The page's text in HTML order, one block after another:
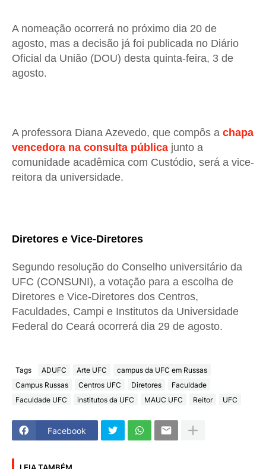
A nomeação ocorrerá no próximo dia 20 de
agosto, mas a decisão já foi publicada no Diário
Oficial da União (DOU) desta quinta-feira, 3 de
agosto.
A professora Diana Azevedo, que compôs a chapa
vencedora na consulta pública junto a
comunidade acadêmica com Custódio, será a vice-
reitora da universidade.
Diretores e Vice-Diretores
Segundo resolução do Conselho universitário da
UFC (CONSUNI), a votação para a escolha de
Diretores e Vice-Diretores dos Centros,
Faculdades, Campi e Institutos da Universidade
Federal do Ceará ocorrerá dia 29 de agosto.
Tags ADUFC Arte UFC
campus da UFC em Russas
Campus Russas
Centros UFC Diretores
Faculdade
Faculdade UFC
institutos da UFC MAUC UFC Reitor UFC
Facebook
LEIA TAMBÉM